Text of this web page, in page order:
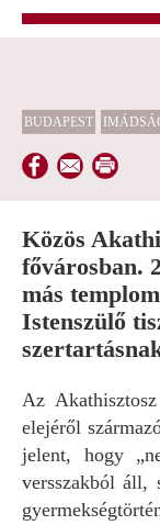
BUDAPEST
Közös
fővárosban.
más
Istenszülő
Az
elejéről
jelent, hogy
versszakból áll,